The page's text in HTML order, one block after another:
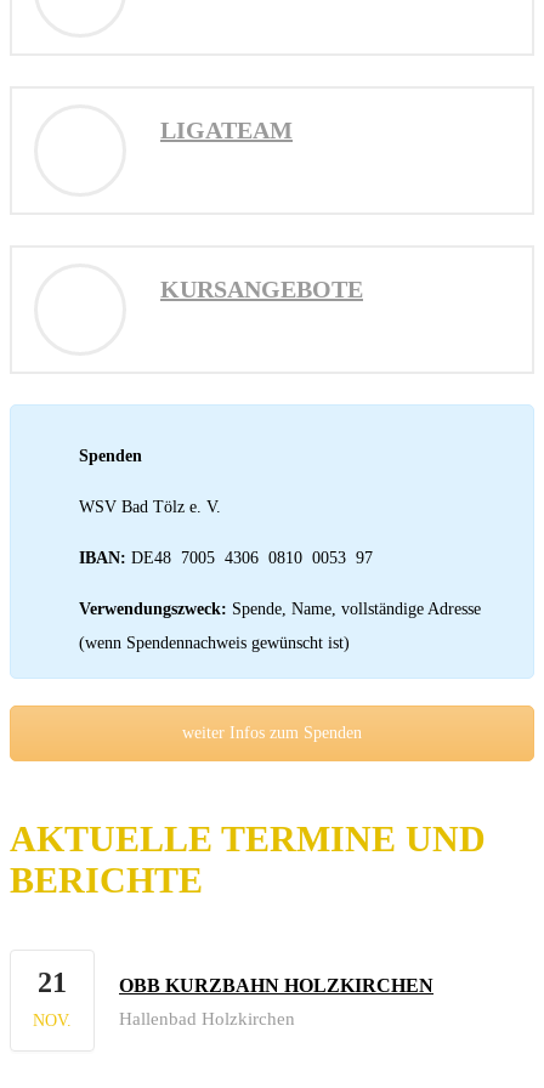
LIGATEAM
KURSANGEBOTE
Spenden
WSV Bad Tölz e. V.
IBAN: DE48 ⁡ 7005 ⁡ 4306 ⁡ 0810 ⁡ 0053 ⁡ 97
Verwendungszweck: Spende, Name, vollständige Adresse
(wenn Spendennachweis gewünscht ist)
weiter Infos zum Spenden
AKTUELLE TERMINE UND
BERICHTE
21
NOV.
OBB KURZBAHN HOLZKIRCHEN
Hallenbad Holzkirchen